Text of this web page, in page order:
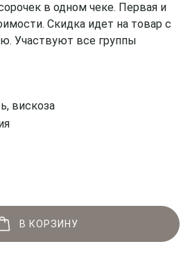
в одном чеке. Первая и
Скидка идет на товар с
Участвуют все группы
вискоза
В КОРЗИНУ